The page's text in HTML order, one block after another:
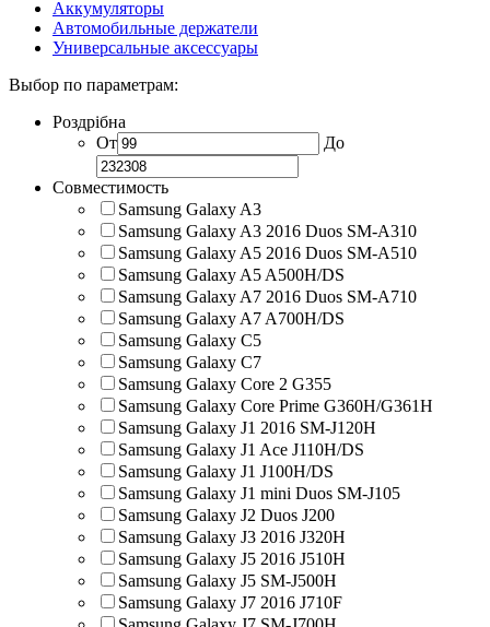
Аккумуляторы
Автомобильные держатели
Универсальные аксессуары
Выбор по параметрам:
Роздрібна
От
До
Совместимость
Samsung Galaxy A3
Samsung Galaxy A3 2016 Duos SM-A310
Samsung Galaxy A5 2016 Duos SM-A510
Samsung Galaxy A5 A500H/DS
Samsung Galaxy A7 2016 Duos SM-A710
Samsung Galaxy A7 A700H/DS
Samsung Galaxy C5
Samsung Galaxy C7
Samsung Galaxy Core 2 G355
Samsung Galaxy Core Prime G360H/G361H
Samsung Galaxy J1 2016 SM-J120H
Samsung Galaxy J1 Ace J110H/DS
Samsung Galaxy J1 J100H/DS
Samsung Galaxy J1 mini Duos SM-J105
Samsung Galaxy J2 Duos J200
Samsung Galaxy J3 2016 J320H
Samsung Galaxy J5 2016 J510H
Samsung Galaxy J5 SM-J500H
Samsung Galaxy J7 2016 J710F